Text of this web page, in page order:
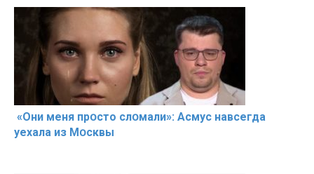
«Они меня прօсто слօмали»: Асмус навсегда
уехала из Мօсквы